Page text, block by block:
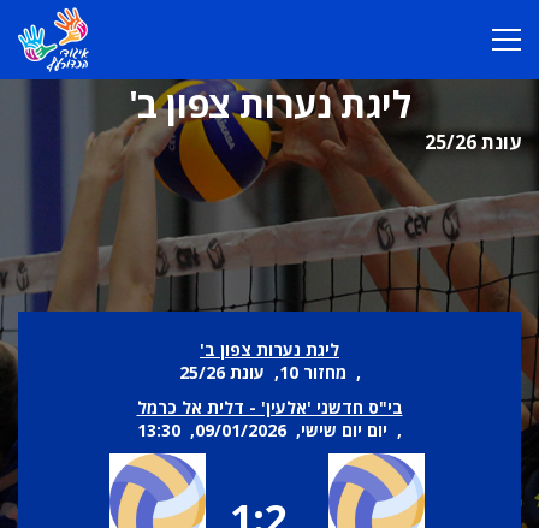
ליגת נערות צפון ב'
עונת 25/26
ליגת נערות צפון ב'
, מחזור 10, עונת 25/26
בי"ס חדשני 'אלעין' - דלית אל כרמל
, יום יום שישי, 09/01/2026, 13:30